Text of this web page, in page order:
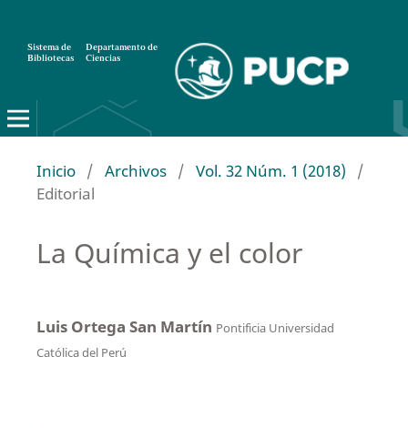
Sistema de
Bibliotecas
Departamento de
Ciencias
Inicio / Archivos / Vol. 32 Núm. 1 (2018)
/
Editorial
La Química y el color
Luis Ortega San Martín Pontificia Universidad
Católica del Perú